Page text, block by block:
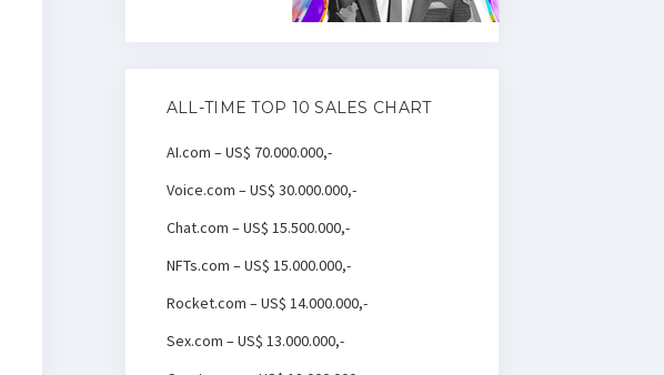
ALL-TIME TOP 10 SALES CHART
AI.com – US$ 70.000.000,-
Voice.com – US$ 30.000.000,-
Chat.com – US$ 15.500.000,-
NFTs.com – US$ 15.000.000,-
Rocket.com – US$ 14.000.000,-
Sex.com – US$ 13.000.000,-